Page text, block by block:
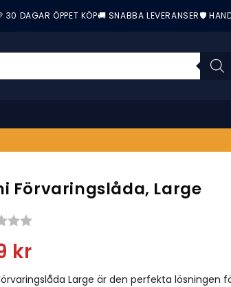
30 DAGAR ÖPPET KÖP🚚 SNABBA LEVERANSER🛡️
Förvaringslåda, Large
kr
Large är den perfekta lösningen